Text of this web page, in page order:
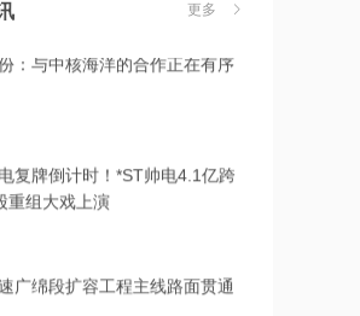
更多
：与中核海洋的合作正在有序
复牌倒计时！*ST帅电4.1亿跨
重组大戏上演
广绵段扩容工程主线路面贯通